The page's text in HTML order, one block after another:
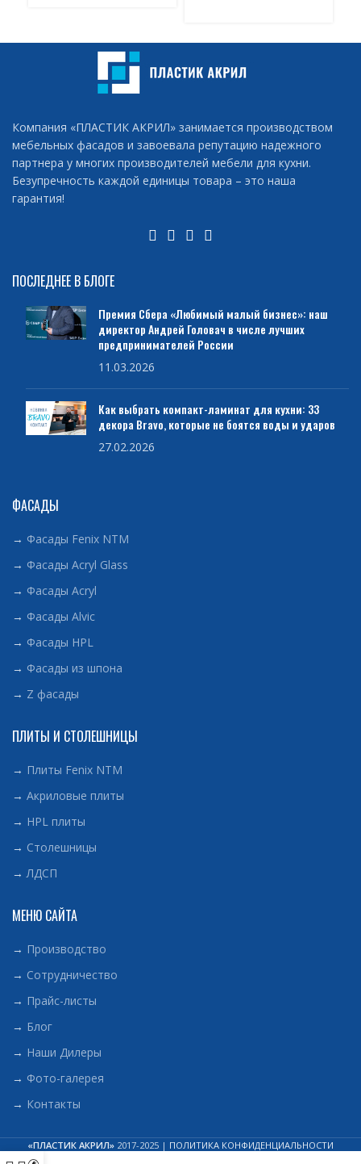
Компания «ПЛАСТИК АКРИЛ» занимается производством
мебельных фасадов и завоевала репутацию надежного
партнера у многих производителей мебели для кухни.
Безупречность каждой единицы товара – это наша
гарантия!
ПОСЛЕДНЕЕ В БЛОГЕ
Премия Сбера «Любимый малый бизнес»: наш
директор Андрей Головач в числе лучших
предпринимателей России
11.03.2026
Как выбрать компакт-ламинат для кухни: 33
декора Bravo, которые не боятся воды и ударов
27.02.2026
ФАСАДЫ
→ Фасады Fenix NTM
→ Фасады Acryl Glass
→ Фасады Acryl
→ Фасады Alvic
→ Фасады HPL
→ Фасады из шпона
→ Z фасады
ПЛИТЫ И СТОЛЕШНИЦЫ
→ Плиты Fenix NTM
→ Акриловые плиты
→ HPL плиты
→ Столешницы
→ ЛДСП
МЕНЮ САЙТА
→ Производство
→ Сотрудничество
→ Прайс-листы
→ Блог
→ Наши Дилеры
→ Фото-галерея
→ Контакты
«ПЛАСТИК АКРИЛ» 2017-2025 | ПОЛИТИКА КОНФИДЕНЦИАЛЬНОСТИ